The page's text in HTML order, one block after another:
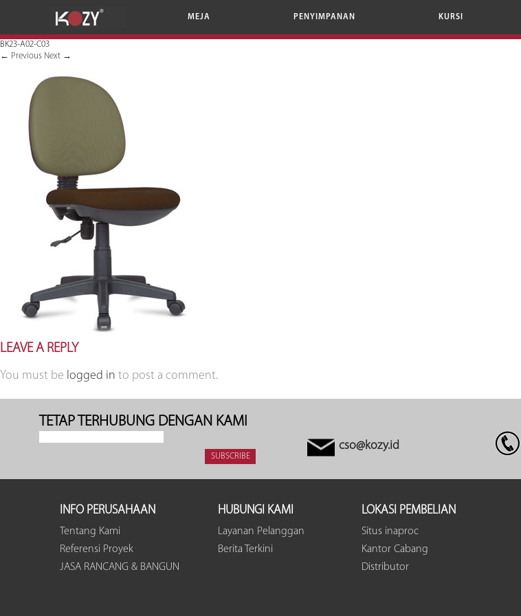
MEJA PENYIMPANAN KURSI
BK23-A02-C03
← Previous Next →
LEAVE A REPLY
You must be logged in to post a comment.
TETAP TERHUBUNG DENGAN KAMI
cso@kozy.id
INFO PERUSAHAAN
Tentang Kami
Referensi Proyek
JASA RANCANG & BANGUN
HUBUNGI KAMI
Layanan Pelanggan
Berita Terkini
LOKASI PEMBELIAN
Situs inaproc
Kantor Cabang
Distributor